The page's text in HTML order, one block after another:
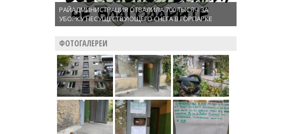
РАЙАДМИНИСТРАЦИЯ ОТВАЛИЛА 700 ТЫСЯЧ ЗА
УБОРКУ НЕСУЩЕСТВУЮЩЕГО СНЕГА В ГОРПАРКЕ
ФОТОГАЛЕРЕИ